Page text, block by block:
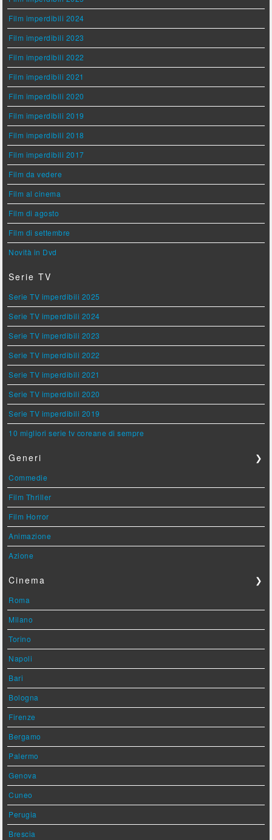
Film imperdibili 2024
Film imperdibili 2023
Film imperdibili 2022
Film imperdibili 2021
Film imperdibili 2020
Film imperdibili 2019
Film imperdibili 2018
Film imperdibili 2017
Film da vedere
Film al cinema
Film di agosto
Film di settembre
Novità in Dvd
Serie TV
Serie TV imperdibili 2025
Serie TV imperdibili 2024
Serie TV imperdibili 2023
Serie TV imperdibili 2022
Serie TV imperdibili 2021
Serie TV imperdibili 2020
Serie TV imperdibili 2019
10 migliori serie tv coreane di sempre
Generi ❯
Commedie
Film Thriller
Film Horror
Animazione
Azione
Cinema ❯
Roma
Milano
Torino
Napoli
Bari
Bologna
Firenze
Bergamo
Palermo
Genova
Cuneo
Perugia
Brescia